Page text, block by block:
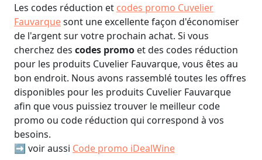
Les codes réduction et codes promo Cuvelier
Fauvarquesont une excellente façon d'économiser
de l'argent sur votre prochain achat. Si vous
cherchez des codes promo et des codes réduction
pour les produits Cuvelier Fauvarque, vous êtes au
bon endroit. Nous avons rassemblé toutes les offres
disponibles pour les produits Cuvelier Fauvarque
afin que vous puissiez trouver le meilleur code
promo ou code réduction qui correspond à vos
besoins.
➡️ voir aussi Code promo iDealWine